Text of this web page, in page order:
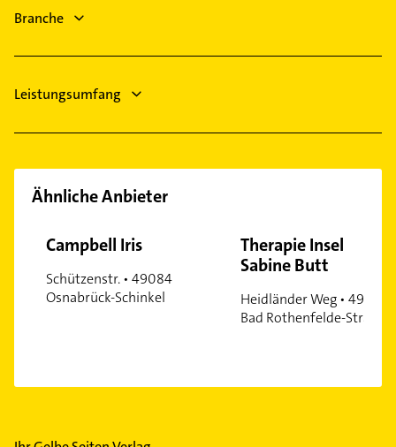
Voxtrup
Immobilien
Branche
Leistungsumfang
Ähnliche Anbieter
Campbell Iris
Schützenstr. • 49084
Osnabrück-Schinkel
Therapie Insel
Sabine Butt
Heidländer Weg • 49214
Bad Rothenfelde-Strang